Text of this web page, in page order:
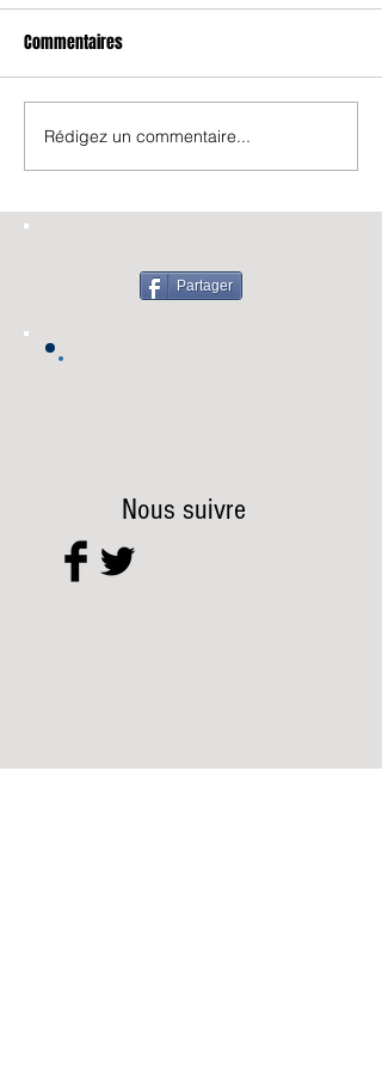
Commentaires
Rédigez un commentaire...
Partager
Nous suivre